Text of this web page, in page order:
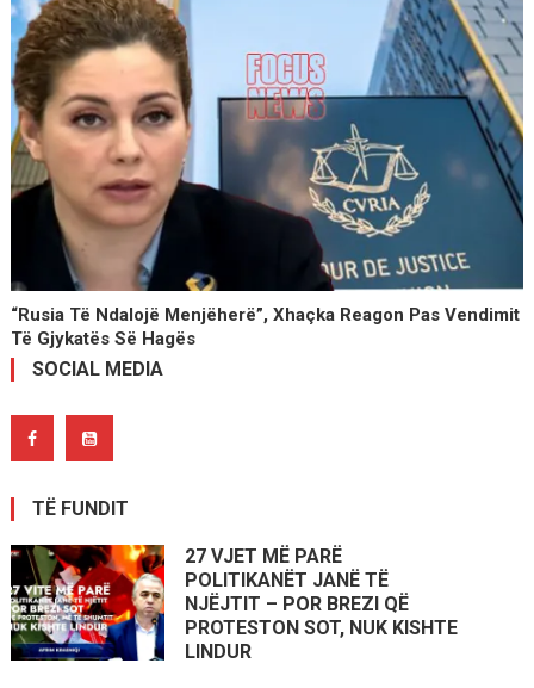
“Rusia Të Ndalojë Menjëherë”, Xhaçka Reagon Pas Vendimit
Të Gjykatës Së Hagës
SOCIAL MEDIA
TË FUNDIT
27 VJET MË PARË
POLITIKANËT JANË TË
NJËJTIT – POR BREZI QË
PROTESTON SOT, NUK KISHTE
LINDUR